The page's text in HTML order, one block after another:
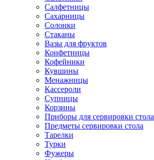
Салфетницы
Сахарницы
Солонки
Стаканы
Вазы для фруктов
Конфетницы
Кофейники
Кувшины
Менажницы
Кассероли
Супницы
Корзины
Приборы для сервировки стола
Предметы сервировки стола
Тарелки
Турки
Фужеры